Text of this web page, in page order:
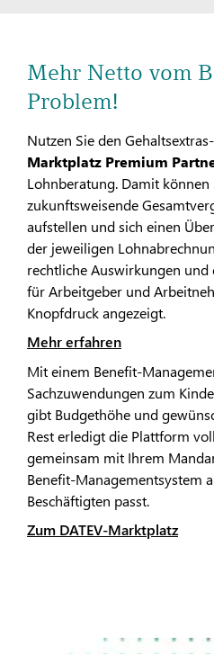
Mehr Netto vom
Problem!
Nutzen Sie den
Marktplatz Premium
Lohnberatung. Damit
zukunftsweisende
aufstellen und sich einen
der jeweiligen
rechtliche Auswirkungen
für Arbeitgeber und
Knopfdruck angezeigt.
Mehr erfahren
Mit einem Benefit-
Sachzuwendungen zum
gibt Budgethöhe und
Rest erledigt die Plattform
gemeinsam mit Ihrem
Benefit-Managementsystem
Beschäftigten passt.
Zum DATEV-Marktplatz